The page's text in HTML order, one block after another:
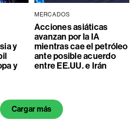
y
y
MERCADOS
Acciones asiáticas
avanzan por la IA
mientras cae el petróleo
ante posible acuerdo
entre EE.UU. e Irán
Cargar más